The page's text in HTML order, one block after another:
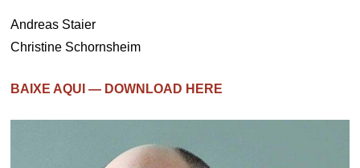
Andreas Staier
Christine Schornsheim
BAIXE AQUI — DOWNLOAD HERE